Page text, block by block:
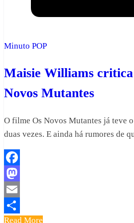
Minuto POP
Maisie Williams critica
Novos Mutantes
O filme Os Novos Mutantes já teve
duas vezes. E ainda há rumores de
Facebook
Mastodon
Email
Read More